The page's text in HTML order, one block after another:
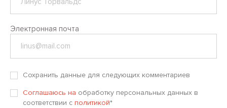
Электронная почта
Сохранить данные для следующих комментариев
Соглашаюсь на обработку персональных данных в
соответствии сполитикой*